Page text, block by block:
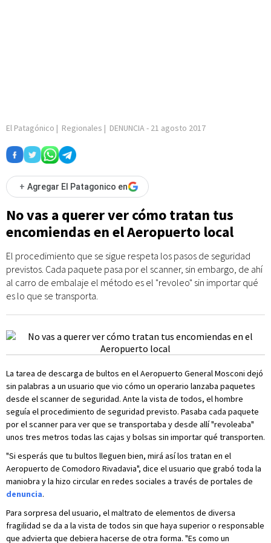
El Patagónico | Regionales | DENUNCIA- 21 agosto 2017
+ Agregar El Patagonico en
No vas a querer ver cómo tratan tus
encomiendas en el Aeropuerto local
El procedimiento que se sigue respeta los pasos de seguridad
previstos. Cada paquete pasa por el scanner, sin embargo, de ahí
al carro de embalaje el método es el "revoleo" sin importar qué
es lo que se transporta.
La tarea de descarga de bultos en el Aeropuerto General Mosconi dejó
sin palabras a un usuario que vio cómo un operario lanzaba paquetes
desde el scanner de seguridad. Ante la vista de todos, el hombre
seguía el procedimiento de seguridad previsto. Pasaba cada paquete
por el scanner para ver que se transportaba y desde allí "revoleaba"
unos tres metros todas las cajas y bolsas sin importar qué transporten.
"Si esperás que tu bultos lleguen bien, mirá así los tratan en el
Aeropuerto de Comodoro Rivadavia", dice el usuario que grabó toda la
maniobra y la hizo circular en redes sociales a través de portales de
denuncia.
Para sorpresa del usuario, el maltrato de elementos de diversa
fragilidad se da a la vista de todos sin que haya superior o responsable
que advierta que debiera hacerse de otra forma. "Es como un